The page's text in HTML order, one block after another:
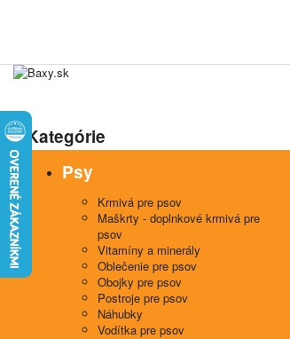
Kategórie
Psy
Krmivá pre psov
Maškrty - doplnkové krmivá pre
psov
Vitamíny a minerály
Oblečenie pre psov
Obojky pre psov
Postroje pre psov
Náhubky
Vodítka pre psov